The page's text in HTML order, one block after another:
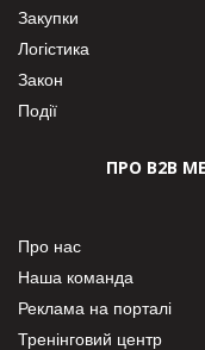
Закупки
Логістика
Закон
Події
ПРО В2В
Про нас
Наша команда
Реклама на порталі
Тренінговий центр